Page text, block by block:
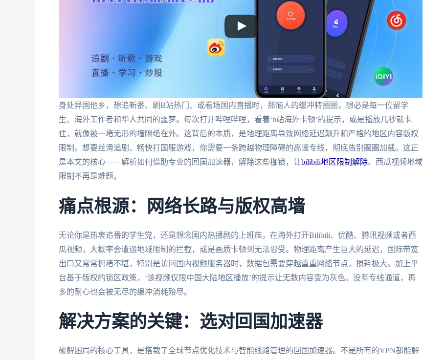
身处异国他乡，想追新番、刷B站热门、或看场国内直播时，那恼人的缓冲转圈圈，想必是每一位留学
生、海外工作者和华人共同的噩梦。每次打开哔哩哔哩，看着‘b站海外卡顿’的提示，或是播放几秒就卡
住，就像被一堵无形的墙隔绝在外。这背后的本质，是地理距离导致网络延迟飙升和严格的地区内容版权
限制。想要丝滑追剧、畅快打国服游戏，你需要一条跨越物理障碍的高速专线，彻底告别圈圈加载。这正
是本文的核心——解析如何借助专业的回国加速器，解除这些枷锁，让bilibili地区限制解除、西瓜视频地域
限制不再是难题。
痛点根源：网络长路与版权高墙
无论你是热衷追番的学生党，还是想念国内热播剧的上班族，在海外打开Bilibili、优酷、腾讯视频或者西
瓜视频，大概率会遭遇地域限制的拦截，或是画质卡顿到无法忍受。物理距离产生巨大的延迟，国际带宽
出口又常常拥堵不堪，特别是访问国内视频服务器时，数据包需要穿越重重网络节点，损耗极大。加上平
台基于版权的锁区政策，‘该视频仅限中国大陆地区播放’的提示让无数内容变为灰色。没有专线通道，再
多的耐心也会被无尽的缓冲消耗殆尽。
解决方案的关键：选对回国加速器
破解困局的核心工具，是搭载了全球节点优化技术与智能线路管理的回国加速器。不是所有的VPN都能解